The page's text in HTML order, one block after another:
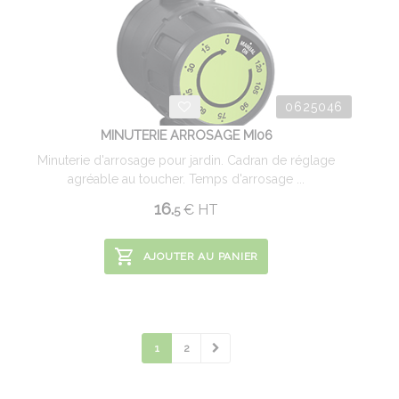
0625046
MINUTERIE ARROSAGE MI06
Minuterie d'arrosage pour jardin. Cadran de réglage
agréable au toucher. Temps d'arrosage ...
16.5 € HT
AJOUTER AU PANIER
1 2